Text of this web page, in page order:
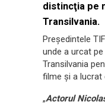
distincţia pe
Transilvania.
Preşedintele
unde a urcat
Transilvania
filme şi a lucrat
„Actorul